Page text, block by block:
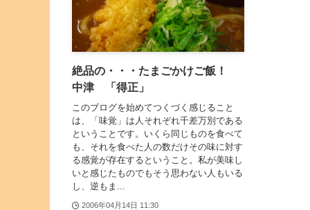
絶品の・・・たまごかけご飯！
中津 「得正」
このブログを始めてつくづく感じること
は、「味覚」は人それぞれ千差万別である
ということです。いくら同じものを食べて
も、それを食べた人の数だけその味に対す
る感覚が存在するということ。私が美味し
いと感じたものでもそう思わない人もいる
し、逆もま...
2006年04月14日 11:30